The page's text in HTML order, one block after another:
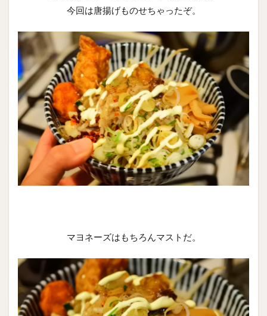
今回は唐揚げものせちゃったぞ。
マヨネーズはもちろんマストだ。